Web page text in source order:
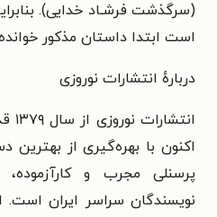
(سرگذشت فرشـاد خدایی).
است ابتدا داستان مذکور
دربارهٔ انتشارات نوروزی
اکنون با بهره‌گیری از بهترین
پرسنلی مجرب و